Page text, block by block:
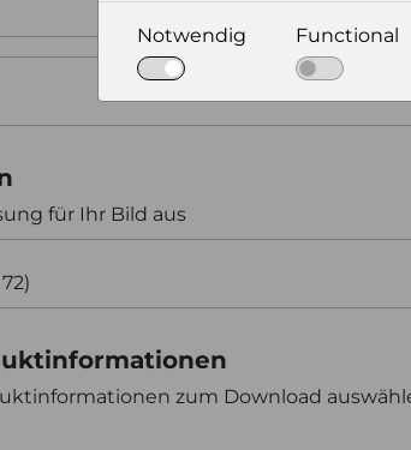
für Ihr Bild aus
zum Download
Notwendig Functional